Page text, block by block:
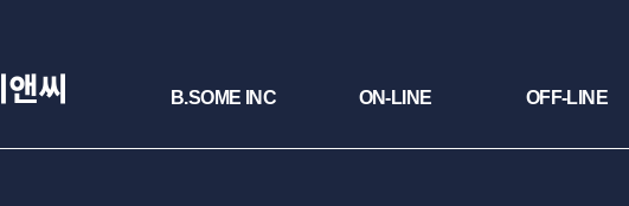
B.SOME INC ON-LINE OFF-LINE